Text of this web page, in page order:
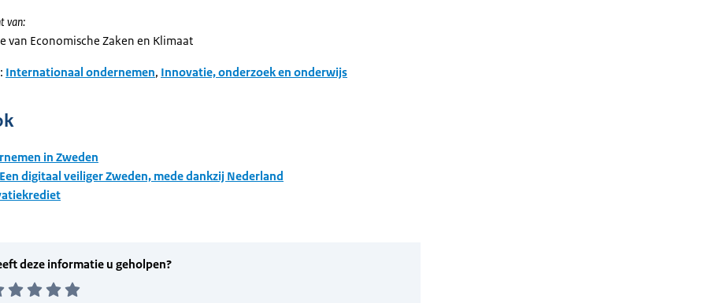
van:
van Economische Zaken en Klimaat
Internationaal ondernemen, Innovatie, onderzoek en onderwijs
in Zweden
digitaal veiliger Zweden, mede dankzij Nederland